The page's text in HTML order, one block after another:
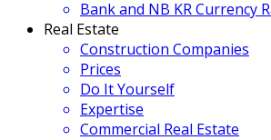
Bank and NB KR Currency
Real Estate
Construction Companies
Prices
Do It Yourself
Expertise
Commercial Real Estate